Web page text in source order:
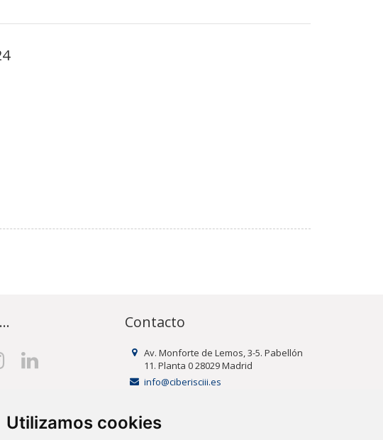
Utilizamos cookies
Contacto
Av. Monforte de Lemos, 3-5. Pabellón
11. Planta 0 28029 Madrid
info@ciberisciii.es
Política de seguridad